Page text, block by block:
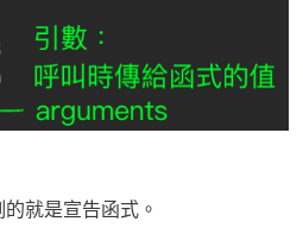
就是宣告函式。